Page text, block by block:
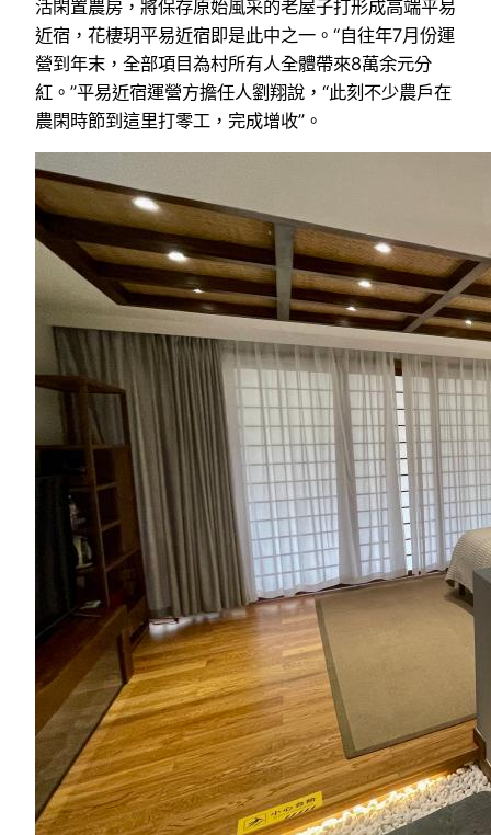
活閑置農房，將保存原始風采的老屋子打形成高端平易
近宿，花棲玥平易近宿即是此中之一。“自往年7月份運
營到年末，全部項目為村所有人全體帶來8萬余元分
紅。”平易近宿運營方擔任人劉翔說，“此刻不少農戶在
農閑時節到這里打零工，完成增收”。